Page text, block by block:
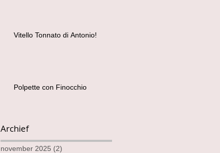
Vitello Tonnato di Antonio!
Polpette con Finocchio
Archief
november 2025 (2)